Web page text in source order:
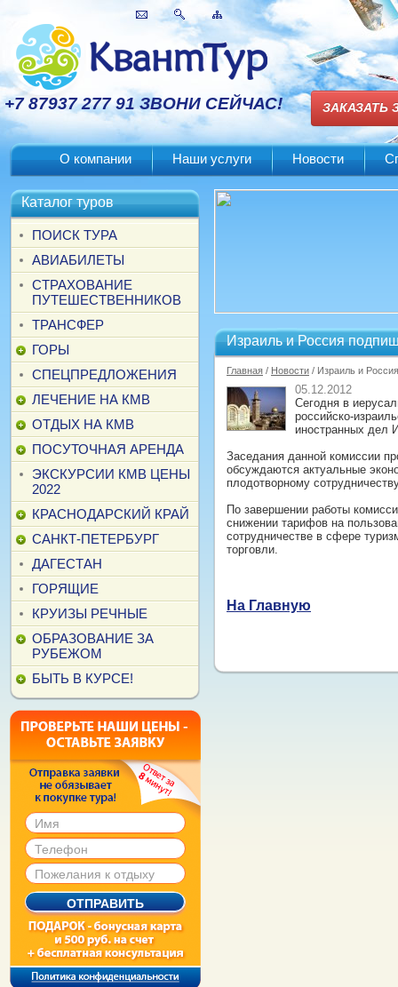
+7 87937 277 91 ЗВОНИ СЕЙЧАС! ЗАКАЗАТЬ
О компании Наши услуги Новости
Каталог туров
ПОИСК ТУРА
АВИАБИЛЕТЫ
СТРАХОВАНИЕ
ПУТЕШЕСТВЕННИКОВ
ТРАНСФЕР
ГОРЫ
СПЕЦПРЕДЛОЖЕНИЯ
ЛЕЧЕНИЕ НА КМВ
ОТДЫХ НА КМВ
ПОСУТОЧНАЯ АРЕНДА
ЭКСКУРСИИ КМВ ЦЕНЫ
2022
КРАСНОДАРСКИЙ КРАЙ
САНКТ-ПЕТЕРБУРГ
ДАГЕСТАН
ГОРЯЩИЕ
КРУИЗЫ РЕЧНЫЕ
ОБРАЗОВАНИЕ ЗА
РУБЕЖОМ
БЫТЬ В КУРСЕ!
Израиль и Россия
Главная / Новости / Израиль и
05.12.2012
Сегодня в
российско-
иностранных дел
Заседания данной комиссии
обсуждаются актуальные
плодотворному
По завершении работы
снижении тарифов на
сотрудничестве в сфере
торговли.
На Главную